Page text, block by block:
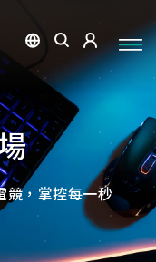
力量
用無所不在
，掌控每一秒
瞬間
提供卓越影像處理
習新體驗
化，開啟互動新篇
界
輸